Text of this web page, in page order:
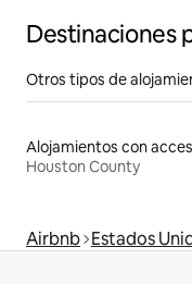
Destinaciones
Otros tipos de
Houston County
Airbnb Estados